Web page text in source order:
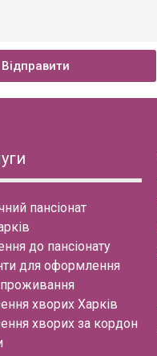
Відправити
пансіонат
до пансіонату
для оформлення
проживання
хворих Харків
хворих за кордон